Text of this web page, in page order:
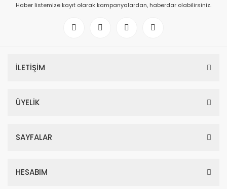
Haber listemize kayıt olarak kampanyalardan, haberdar olabilirsiniz.
İLETİŞİM
ÜYELİK
SAYFALAR
HESABIM